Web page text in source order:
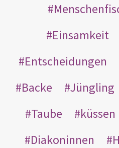
Einsamkeit
Entscheidungen
Backe
Jüngling
Taube
küssen
Diakoninnen